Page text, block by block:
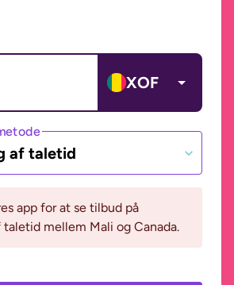
XOF
af taletid
app for at se tilbud på
mellem Mali og Canada.